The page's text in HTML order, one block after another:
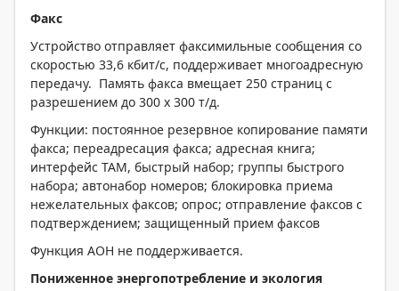
Факс
Устройство отправляет факсимильные сообщения со
скоростью 33,6 кбит/с, поддерживает многоадресную
передачу. Память факса вмещает 250 страниц с
разрешением до 300 x 300 т/д.
Функции: постоянное резервное копирование памяти
факса; переадресация факса; адресная книга;
интерфейс TAM, быстрый набор; группы быстрого
набора; автонабор номеров; блокировка приема
нежелательных факсов; опрос; отправление факсов с
подтверждением; защищенный прием факсов
Функция АОН не поддерживается.
Пониженное энергопотребление и экология